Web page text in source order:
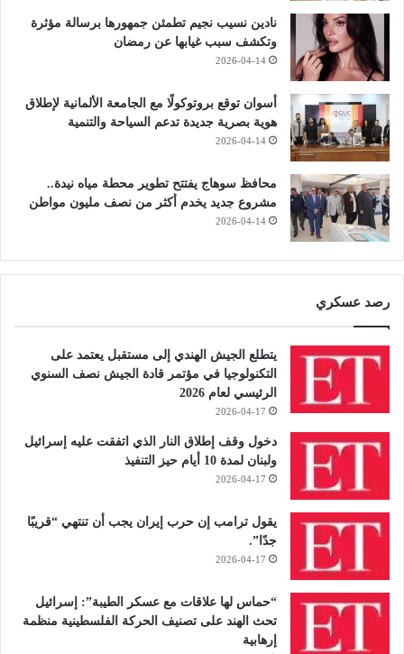
نادين نسيب نجيم تطمئن جمهورها برسالة مؤثرة
وتكشف سبب غيابها عن رمضان
2026-04-14
أسوان توقع بروتوكولًا مع الجامعة الألمانية لإطلاق
هوية بصرية جديدة تدعم السياحة والتنمية
2026-04-14
محافظ سوهاج يفتتح تطوير محطة مياه نيدة..
مشروع جديد يخدم أكثر من نصف مليون مواطن
2026-04-14
رصد عسكري
يتطلع الجيش الهندي إلى مستقبل يعتمد على
التكنولوجيا في مؤتمر قادة الجيش نصف السنوي
الرئيسي لعام 2026
2026-04-17
دخول وقف إطلاق النار الذي اتفقت عليه إسرائيل
ولبنان لمدة 10 أيام حيز التنفيذ
2026-04-17
يقول ترامب إن حرب إيران يجب أن تنتهي “قريبًا
جدًا”.
2026-04-17
“حماس لها علاقات مع عسكر الطيبة”: إسرائيل
تحث الهند على تصنيف الحركة الفلسطينية منظمة
إرهابية